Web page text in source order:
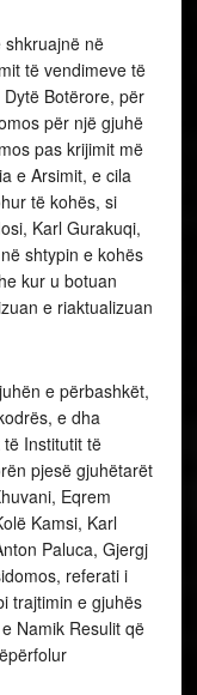
shkruajnë në
të vendimeve të
Botërore, për
për një gjuhë
pas krijimit më
e Arsimit, e cila
të kohës, si
Karl Gurakuqi,
shtypin e kohës
kur u botuan
e riaktualizuan
e përbashkët,
e dha
Institutit të
pjesë gjuhëtarët
Eqrem
Kamsi, Karl
Paluca, Gjergj
referati i
trajtimin e gjuhës
Namik Resulit që